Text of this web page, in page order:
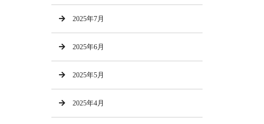
2025年7月
2025年6月
2025年5月
2025年4月